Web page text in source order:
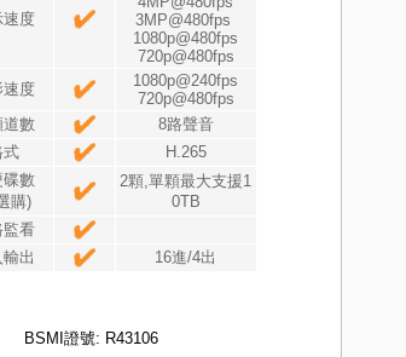
速度
3MP@480fps
1080p@480fps
720p@480fps
速度
1080p@240fps
720p@480fps
道數
8路聲音
式
H.265
碟數
購)
2顆,單顆最大支援1
0TB
監看
出
16進/4出
BSMI證號: R43106